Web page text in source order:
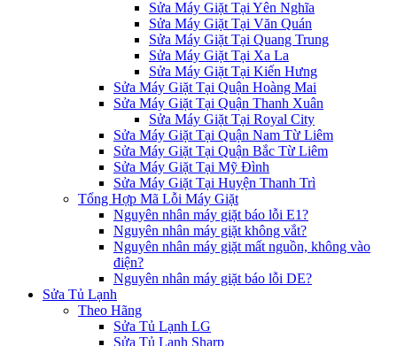
Sửa Máy Giặt Tại Yên Nghĩa
Sửa Máy Giặt Tại Văn Quán
Sửa Máy Giặt Tại Quang Trung
Sửa Máy Giặt Tại Xa La
Sửa Máy Giặt Tại Kiến Hưng
Sửa Máy Giặt Tại Quận Hoàng Mai
Sửa Máy Giặt Tại Quận Thanh Xuân
Sửa Máy Giặt Tại Royal City
Sửa Máy Giặt Tại Quận Nam Từ Liêm
Sửa Máy Giặt Tại Quận Bắc Từ Liêm
Sửa Máy Giặt Tại Mỹ Đình
Sửa Máy Giặt Tại Huyện Thanh Trì
Tổng Hợp Mã Lỗi Máy Giặt
Nguyên nhân máy giặt báo lỗi E1?
Nguyên nhân máy giặt không vắt?
Nguyên nhân máy giặt mất nguồn, không vào
điện?
Nguyên nhân máy giặt báo lỗi DE?
Sửa Tủ Lạnh
Theo Hãng
Sửa Tủ Lạnh LG
Sửa Tủ Lạnh Sharp